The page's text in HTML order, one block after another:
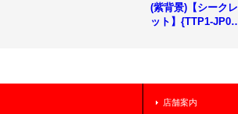
(紫背景)【シークレ
ット】{TTP1-JP04
店舗案内